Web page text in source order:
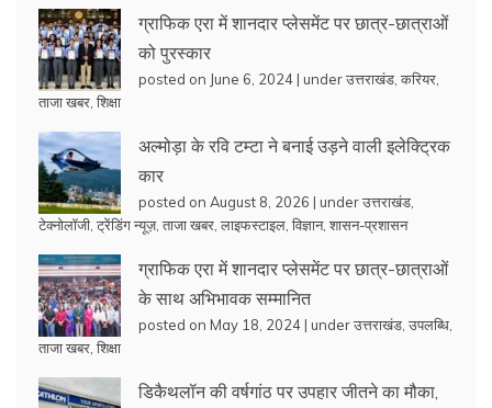
ग्राफिक एरा में शानदार प्लेसमेंट पर छात्र-छात्राओं
को पुरस्कार
posted on June 6, 2024 | underउत्तराखंड करियर
ताजा खबर शिक्षा
अल्मोड़ा के रवि टम्टा ने बनाई उड़ने वाली इलेक्ट्रिक
कार
posted on August 8, 2026 | underउत्तराखंड
टेक्नोलॉजी ट्रेंडिंग न्यूज़, ताजा खबर लाइफस्टाइल विज्ञान, शासन-प्रशासन
ग्राफिक एरा में शानदार प्लेसमेंट पर छात्र-छात्राओं
के साथ अभिभावक सम्मानित
posted on May 18, 2024 | underउत्तराखंड उपलब्धि
ताजा खबर शिक्षा
डिकैथलॉन की वर्षगांठ पर उपहार जीतने का मौका,